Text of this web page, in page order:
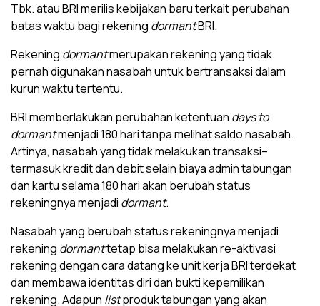
Tbk. atau BRI merilis kebijakan baru terkait perubahan
batas waktu bagi rekening dormantBRI.
Rekening dormantmerupakan rekening yang tidak
pernah digunakan nasabah untuk bertransaksi dalam
kurun waktu tertentu.
BRI memberlakukan perubahan ketentuan days to
dormantmenjadi 180 hari tanpa melihat saldo nasabah.
Artinya, nasabah yang tidak melakukan transaksi–
termasuk kredit dan debit selain biaya admin tabungan
dan kartu selama 180 hari akan berubah status
rekeningnya menjadi dormant.
Nasabah yang berubah status rekeningnya menjadi
rekening dormanttetap bisa melakukan re-aktivasi
rekening dengan cara datang ke unit kerja BRI terdekat
dan membawa identitas diri dan bukti kepemilikan
rekening. Adapun listproduk tabungan yang akan